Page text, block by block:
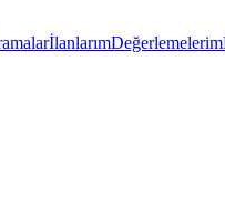
İlanlarımDeğerlemelerim